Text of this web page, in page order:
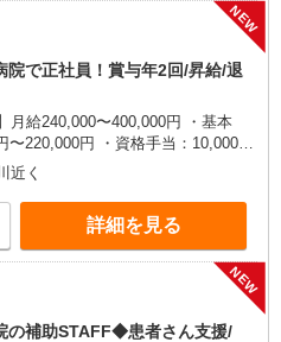
介護基礎研修 ・初任者研修 ・実務
福祉士 など
NEW
で正社員！賞与年2回/昇給/退
月給240,000〜400,000円 ・基本
〜220,000円 ・資格手当：10,000〜
職手当：10,000〜70,000円 ・処遇改
〜60,000円（勤続年数、保有資格
固定残業手当：20,000円（10時
時間を超過する場合には超過勤務
支給 ・夜勤手当：10,000円/1回
介護基礎研修 ・初任者研修 ・実務
福祉士 など
近く
詳細を見る
NEW
の補助STAFF◆患者さん支援/